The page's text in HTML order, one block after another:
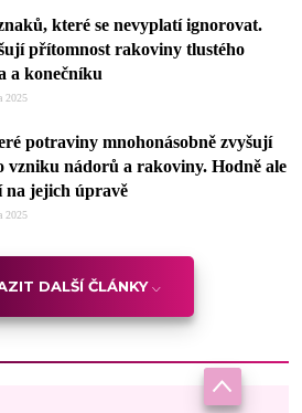
které se nevyplatí ignorovat.
přítomnost rakoviny tlustého
a konečníku
2025
potraviny mnohonásobně zvyšují
vzniku nádorů a rakoviny. Hodně ale
na jejich úpravě
2025
DALŠÍ ČLÁNKY